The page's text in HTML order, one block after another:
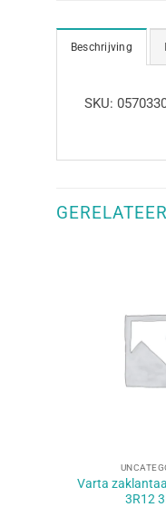
Beschrijving
SKU:
Varta
3R12